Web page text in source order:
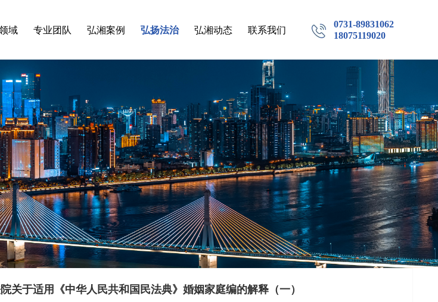
0731-89831062
18075119020
域 专业团队 弘湘案例 弘扬法治 弘湘动态 联系我们
关于适用《中华人民共和国民法典》婚姻家庭编的解释（一）